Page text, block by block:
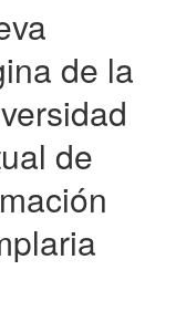
de la
de